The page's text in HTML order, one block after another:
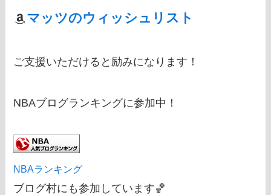
マッツのウィッシュリスト
ご支援いただけると励みになります！
NBAブログランキングに参加中！
NBAランキング
ブログ村にも参加しています🏀